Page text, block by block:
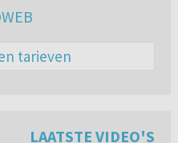
tarieven
LAATSTE VIDEO'S